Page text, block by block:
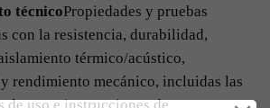
técnicoPropiedades y pruebas
con la resistencia, durabilidad,
térmico/acústico,
rendimiento mecánico, incluidas las